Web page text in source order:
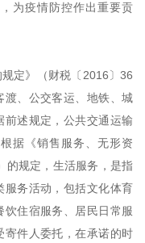
为疫情防控作出重要贡
定》（财税〔2016〕36
渡、公交客运、地铁、城
述规定，公共交通运输
据《销售服务、无形资
的规定，生活服务，是指
服务活动，包括文化体育
饮住宿服务、居民日常服
寄件人委托，在承诺的时